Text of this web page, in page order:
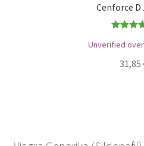
Cenforce D
mit
von 5
Unverified
31,85